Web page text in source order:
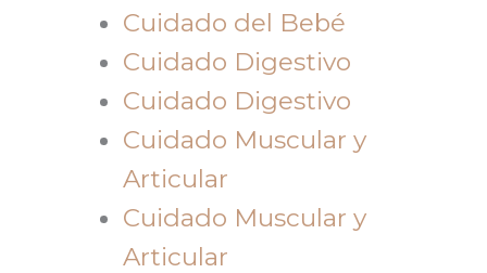
Cuidado del Bebé
Cuidado Digestivo
Cuidado Digestivo
Cuidado Muscular y
Articular
Cuidado Muscular y
Articular